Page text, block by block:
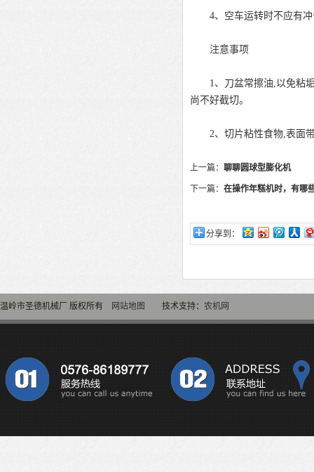
4、空车运转时不应有冲
注意事项
1、刀盆常擦油,以免粘垢,
尚不好截切。
2、切片粘性食物,表面
上一篇： 聊聊圆球型膨化机
下一篇： 在操作年糕机时，有哪
分享到：
温岭市圣德机械厂 版权所有 网站地图 技术支持： 农机网